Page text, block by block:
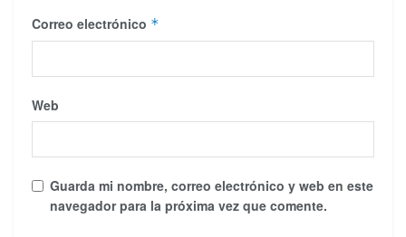
Correo electrónico *
Web
Guarda mi nombre, correo electrónico y web en este
navegador para la próxima vez que comente.